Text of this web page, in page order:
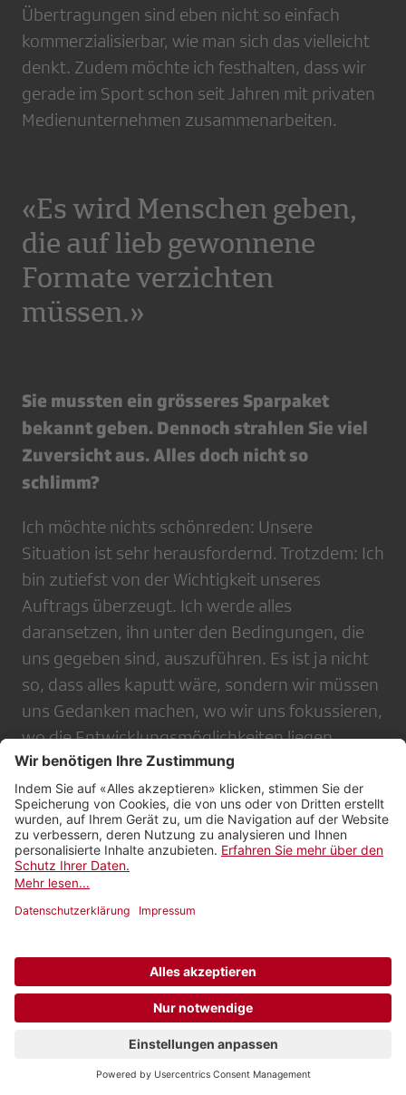
Übertragungen sind eben nicht so einfach
kommerzialisierbar, wie man sich das vielleicht
denkt. Zudem möchte ich festhalten, dass wir
gerade im Sport schon seit Jahren mit privaten
Medienunternehmen zusammenarbeiten.
«Es wird Menschen geben,
die auf lieb gewonnene
Formate verzichten
müssen.»
Sie mussten ein grösseres Sparpaket
bekannt geben. Dennoch strahlen Sie viel
Zuversicht aus. Alles doch nicht so
schlimm?
Ich möchte nichts schönreden: Unsere
Situation ist sehr herausfordernd. Trotzdem: Ich
bin zutiefst von der Wichtigkeit unseres
Auftrags überzeugt. Ich werde alles
daransetzen, ihn unter den Bedingungen, die
uns gegeben sind, auszuführen. Es ist ja nicht
so, dass alles kaputt wäre, sondern wir müssen
uns Gedanken machen, wo wir uns fokussieren,
wo die Entwicklungsmöglichkeiten liegen.
Meine Eltern waren selbstständig in einem
KMU. Aufgeben gilt nicht, never.
Aber SRG, SRF müssten der Politik und der
Stimmbevölkerung doch aufzeigen, warum
es Gebühren braucht, was bei einer
Reduktion verloren geht ...
Das tun wir jeden Tag mit einem
hervorragenden, qualitativ hochwertigen
Angebot auf all unseren Kanälen in Information,
Kultur, Unterhaltung und Sport. Und
gleichzeitig geht es darum, zu erklären, dass